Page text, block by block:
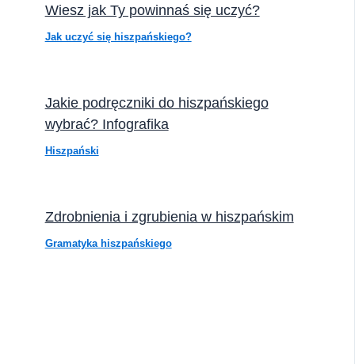
Wiesz jak Ty powinnaś się uczyć?
Jak uczyć się hiszpańskiego?
Jakie podręczniki do hiszpańskiego
wybrać? Infografika
Hiszpański
Zdrobnienia i zgrubienia w hiszpańskim
Gramatyka hiszpańskiego